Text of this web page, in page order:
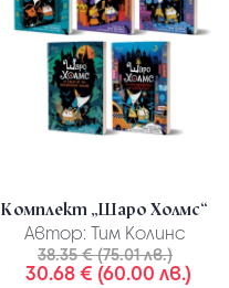
Комплект „Шаро Холмс“
Автор: Тим Колинс
38.35 € (75.01 лв.)
30.68 € (60.00 лв.)